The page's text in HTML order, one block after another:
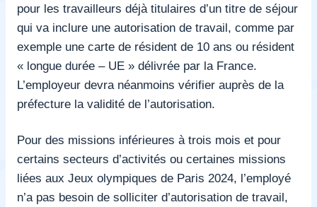
pour les travailleurs déjà titulaires d’un titre de séjour
qui va inclure une autorisation de travail, comme par
exemple une carte de résident de 10 ans ou résident
« longue durée – UE » délivrée par la France.
L’employeur devra néanmoins vérifier auprès de la
préfecture la validité de l’autorisation.
Pour des missions inférieures à trois mois et pour
certains secteurs d’activités ou certaines missions
liées aux Jeux olympiques de Paris 2024, l’employé
n’a pas besoin de solliciter d’autorisation de travail,